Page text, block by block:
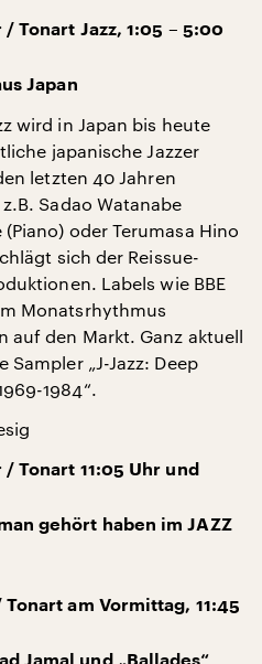
Tonart Jazz, 1:05 – 5:00
Japan
wird in Japan bis heute
japanische Jazzer
letzten 40 Jahren
Sadao Watanabe
oder Terumasa Hino
sich der Reissue-
Labels wie BBE
Monatsrhythmus
den Markt. Ganz aktuell
„J-Jazz: Deep
1984“.
Tonart 11:05 Uhr und
gehört haben im JAZZ
am Vormittag, 11:45